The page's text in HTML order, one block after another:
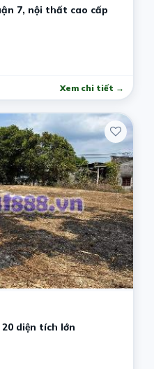
7, nội thất cao cấp
Xem chi tiết →
diện tích lớn